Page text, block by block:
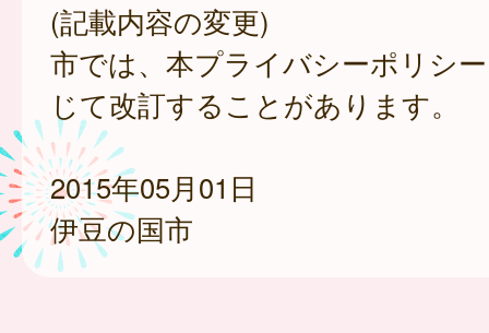
(記載内容の変更)
市では、本プライバシーポリシ
じて改訂することがあります。
2015年05月01日
伊豆の国市